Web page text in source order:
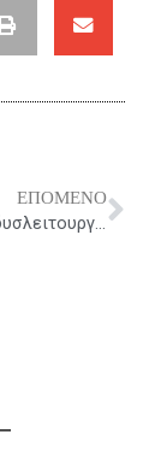
ΕΠΌΜΕΝΟ
Σεξουαλική δυσλειτουργία των γυναικών μετά τον τοκετό! Πραγματικότητα ή μύθος;